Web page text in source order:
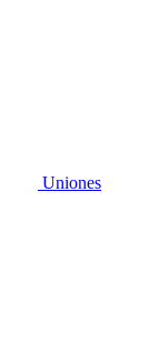
Uniones